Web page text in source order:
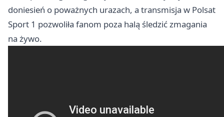
doniesień o poważnych urazach, a transmisja w Polsat
Sport 1 pozwoliła fanom poza halą śledzić zmagania
na żywo.